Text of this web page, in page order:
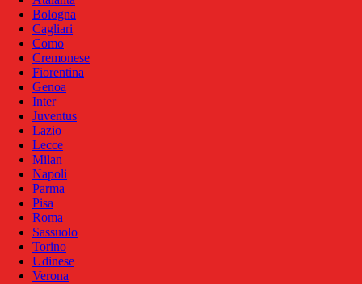
Bologna
Cagliari
Como
Cremonese
Fiorentina
Genoa
Inter
Juventus
Lazio
Lecce
Milan
Napoli
Parma
Pisa
Roma
Sassuolo
Torino
Udinese
Verona